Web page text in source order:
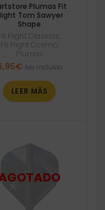
Plumas Fit
Tom Sawyer
Shape
Flight Clasicas
Fit Flight Cosmo
Plumas
€ Iva incluido
LEER MÁS